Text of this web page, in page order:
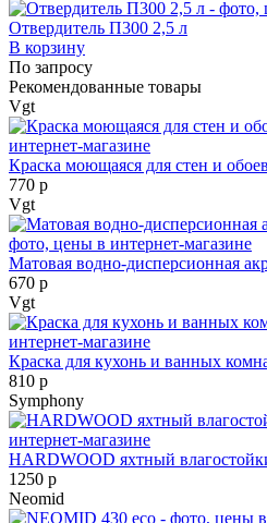
Отвердитель П300 2,5 л
В корзину
По запросу
Рекомендованные товары
Vgt
Краска моющаяся для стен и
770 р
Vgt
Матовая водно-дисперсионная
670 р
Vgt
Краска для кухонь и ванных
810 р
Symphony
HARDWOOD яхтный
1250 р
Neomid